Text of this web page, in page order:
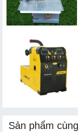
Sản phẩm